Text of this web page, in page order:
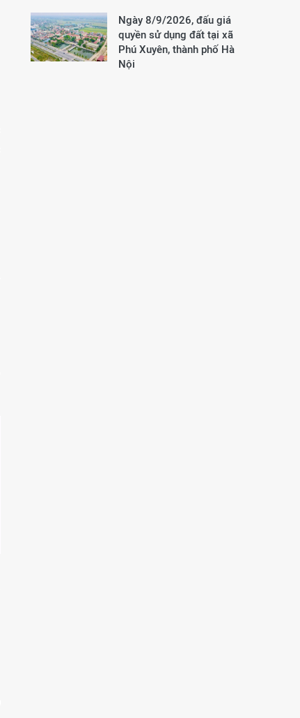
Ngày 8/9/2026, đấu giá
quyền sử dụng đất tại xã
Phú Xuyên, thành phố Hà
Nội